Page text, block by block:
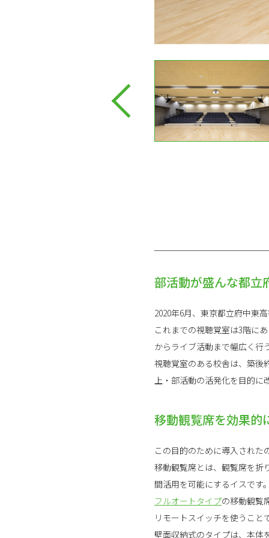
部活動が盛んな都立
2020年6月、東京都立府中東
これまでの視聴覚室は3階に
からライブ活動まで幅広く行
視聴覚室のある校舎は、築後
上・部活動の活発化を目的に
移動観覧席を効果的
この目的のために導入された
移動観覧席とは、観覧席を折
間活用を可能にするイスです
フルオートタイプの移動観覧
リモートスイッチを使うこと
壁面収納式のタイプは、本体